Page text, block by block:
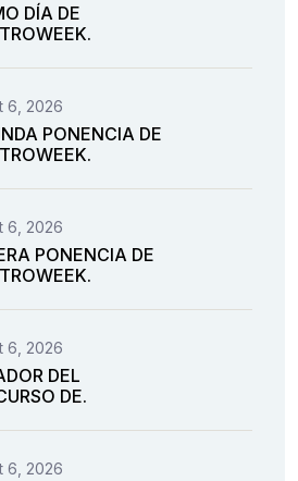
DÍA DE
6, 2026
PONENCIA DE
6, 2026
PONENCIA DE
6, 2026
DEL
DE.
6, 2026